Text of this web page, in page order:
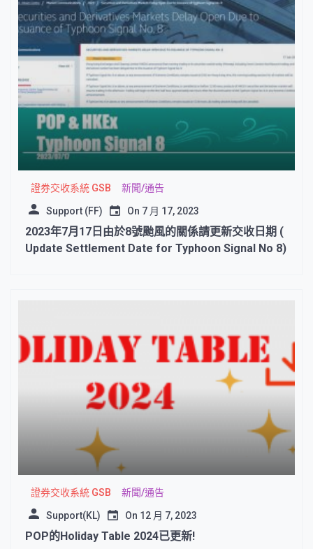
證券交收系統 GSB 新聞/通告
Support (FF) On 7 月 17, 2023
2023年7月17日由於8號颱風的關係請更新交收日期 (
Update Settlement Date for Typhoon Signal No 8)
證券交收系統 GSB 新聞/通告
Support(KL) On 12 月 7, 2023
POP的Holiday Table 2024已更新!